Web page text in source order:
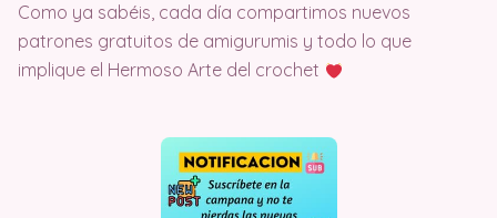
Como ya sabéis, cada día compartimos nuevos
patrones gratuitos de amigurumis y todo lo que
implique el Hermoso Arte del crochet